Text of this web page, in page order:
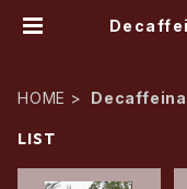
HOME
LIST